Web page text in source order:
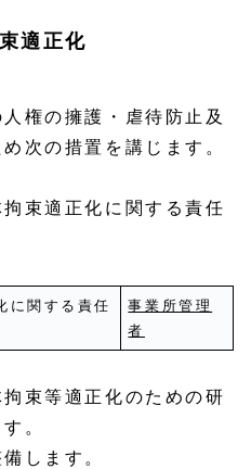
適正化
権の擁護・虐待防止及
次の措置を講じます。
束適正化に関する責任
に関する責任
事業所管理
者
束等適正化のための研
。
します。